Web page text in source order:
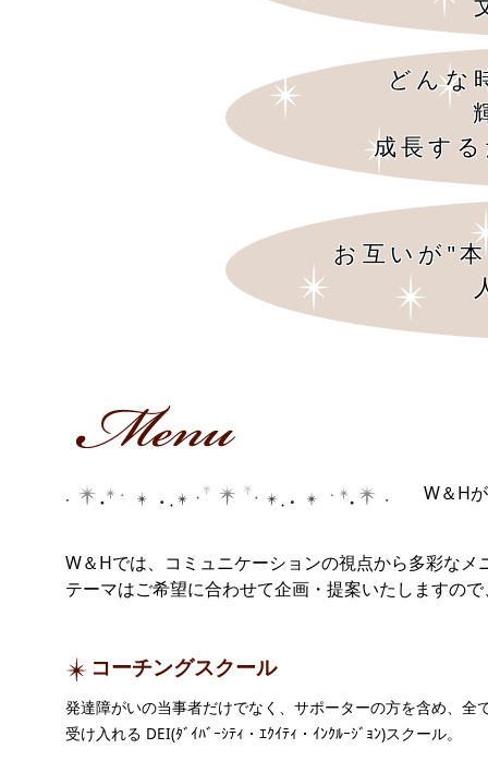
どんな
成長す
お互いが"
W＆H
W＆Hでは、コミュニケーションの視点から多彩な
テーマはご希望に合わせて企画・提案いたしますの
コーチングスクール
発達障がいの当事者だけでなく、サポーターの方を含め、全
受け入れる DEI(ﾀﾞｲﾊﾞｰｼﾃｨ・ｴｸｲﾃｨ・ｲﾝｸﾙｰｼﾞｮﾝ)スクール。